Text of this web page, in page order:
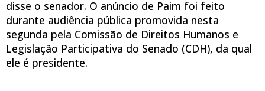
disse o senador. O anúncio de Paim foi feito
durante audiência pública promovida nesta
segunda pela Comissão de Direitos Humanos e
Legislação Participativa do Senado (CDH), da qual
ele é presidente.